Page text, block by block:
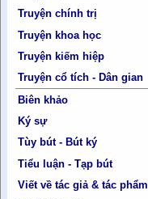
Truyện chính trị
Truyện khoa học
Truyện kiếm hiệp
Truyện cổ tích - Dân gian
Biên khảo
Ký sự
Tùy bút - Bút ký
Tiểu luận - Tạp bút
Viết về tác giả & tác phẩm